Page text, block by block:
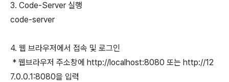
3. Code-Server 실행
code-server
4. 웹 브라우저에서 접속 및 로그인
* 웹브라우저 주소창에 http://localhost:8080 또는 http://12
7.0.0.1:8080을 입력